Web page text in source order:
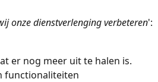
onze dienstverlenging verbeteren':
er nog meer uit te halen is.
functionaliteiten